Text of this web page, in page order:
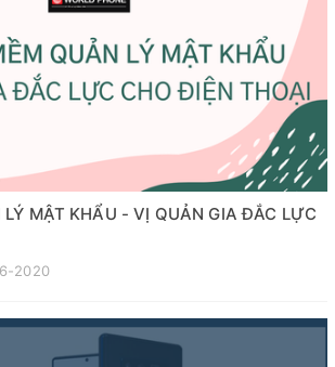
LÝ MẬT KHẨU - VỊ QUẢN GIA ĐẮC LỰC
2020